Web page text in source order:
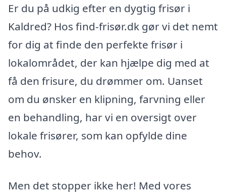
Er du på udkig efter en dygtig frisør i
Kaldred? Hos find-frisør.dk gør vi det nemt
for dig at finde den perfekte frisør i
lokalområdet, der kan hjælpe dig med at
få den frisure, du drømmer om. Uanset
om du ønsker en klipning, farvning eller
en behandling, har vi en oversigt over
lokale frisører, som kan opfylde dine
behov.
Men det stopper ikke her! Med vores